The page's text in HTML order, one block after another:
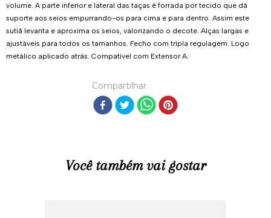
volume. A parte inferior e lateral das taças é forrada por tecido que dá
suporte aos seios empurrando-os para cima e para dentro. Assim este
sutiã levanta e aproxima os seios, valorizando o decote. Alças largas e
ajustáveis para todos os tamanhos. Fecho com tripla regulagem. Logo
metálico aplicado atrás. Compatível com Extensor A.
Compartilhar
Você também vai gostar